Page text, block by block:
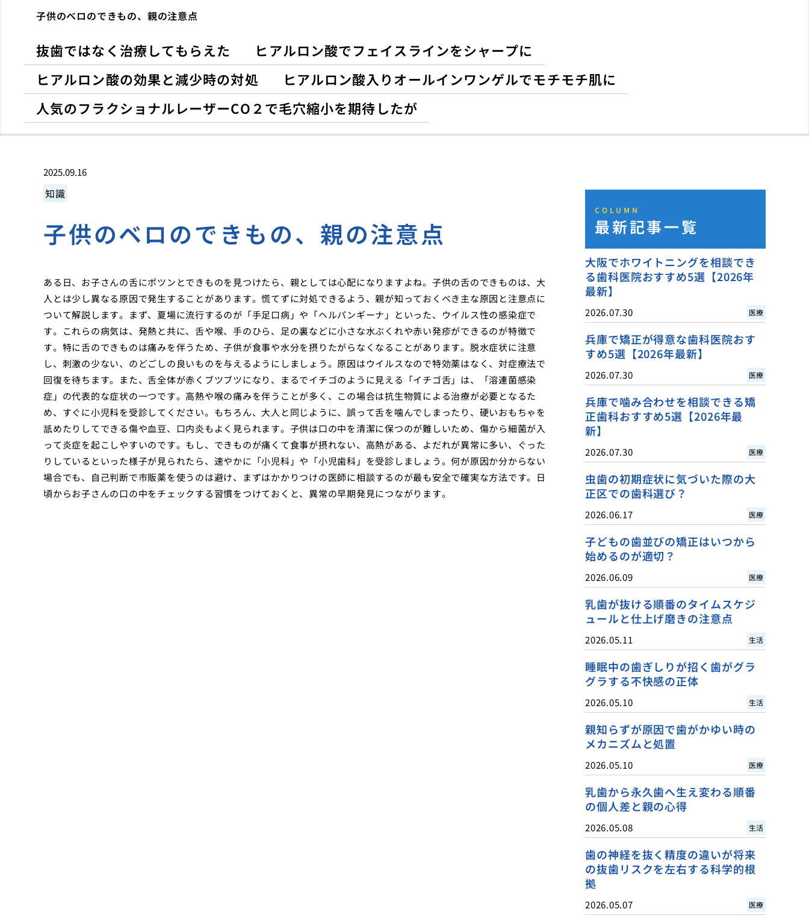
子供のベロのできもの、親の注意点
抜歯ではなく治療してもらえた
ヒアルロン酸でフェイスラインをシャープに
ヒアルロン酸の効果と減少時の対処
ヒアルロン酸入りオールインワンゲルでモチモチ肌に
人気のフラクショナルレーザーCO２で毛穴縮小を期待したが
2025.09.16
知識
子供のベロのできもの、親の注意点
ある日、お子さんの舌にポツンとできものを見つけたら、親としては心配になりますよね。子供の舌のできものは、大
人とは少し異なる原因で発生することがあります。慌てずに対処できるよう、親が知っておくべき主な原因と注意点に
ついて解説します。まず、夏場に流行するのが「手足口病」や「ヘルパンギーナ」といった、ウイルス性の感染症で
す。これらの病気は、発熱と共に、舌や喉、手のひら、足の裏などに小さな水ぶくれや赤い発疹ができるのが特徴で
す。特に舌のできものは痛みを伴うため、子供が食事や水分を摂りたがらなくなることがあります。脱水症状に注意
し、刺激の少ない、のどごしの良いものを与えるようにしましょう。原因はウイルスなので特効薬はなく、対症療法で
回復を待ちます。また、舌全体が赤くブツブツになり、まるでイチゴのように見える「イチゴ舌」は、「溶連菌感染
症」の代表的な症状の一つです。高熱や喉の痛みを伴うことが多く、この場合は抗生物質による治療が必要となるた
め、すぐに小児科を受診してください。もちろん、大人と同じように、誤って舌を噛んでしまったり、硬いおもちゃを
舐めたりしてできる傷や血豆、口内炎もよく見られます。子供は口の中を清潔に保つのが難しいため、傷から細菌が入
って炎症を起こしやすいのです。もし、できものが痛くて食事が摂れない、高熱がある、よだれが異常に多い、ぐった
りしているといった様子が見られたら、速やかに「小児科」や「小児歯科」を受診しましょう。何が原因か分からない
場合でも、自己判断で市販薬を使うのは避け、まずはかかりつけの医師に相談するのが最も安全で確実な方法です。日
頃からお子さんの口の中をチェックする習慣をつけておくと、異常の早期発見につながります。
COLUMN
最新記事一覧
大阪でホワイトニングを相談でき
る歯科医院おすすめ5選【2026年
最新】
2026.07.30 医療
兵庫で矯正が得意な歯科医院おす
すめ5選【2026年最新】
2026.07.30 医療
兵庫で噛み合わせを相談できる矯
正歯科おすすめ5選【2026年最
新】
2026.07.30 医療
虫歯の初期症状に気づいた際の大
正区での歯科選び？
2026.06.17 医療
子どもの歯並びの矯正はいつから
始めるのが適切？
2026.06.09 医療
乳歯が抜ける順番のタイムスケジ
ュールと仕上げ磨きの注意点
2026.05.11 生活
睡眠中の歯ぎしりが招く歯がグラ
グラする不快感の正体
2026.05.10 生活
親知らずが原因で歯がかゆい時の
メカニズムと処置
2026.05.10 医療
乳歯から永久歯へ生え変わる順番
の個人差と親の心得
2026.05.08 生活
歯の神経を抜く精度の違いが将来
の抜歯リスクを左右する科学的根
拠
2026.05.07 医療